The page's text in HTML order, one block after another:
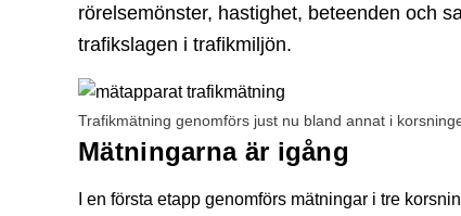
rörelsemönster, hastighet, beteenden och
trafikslagen i trafikmiljön.
Trafikmätning genomförs just nu bland annat i
Mätningarna är igång
I en första etapp genomförs mätningar i tre